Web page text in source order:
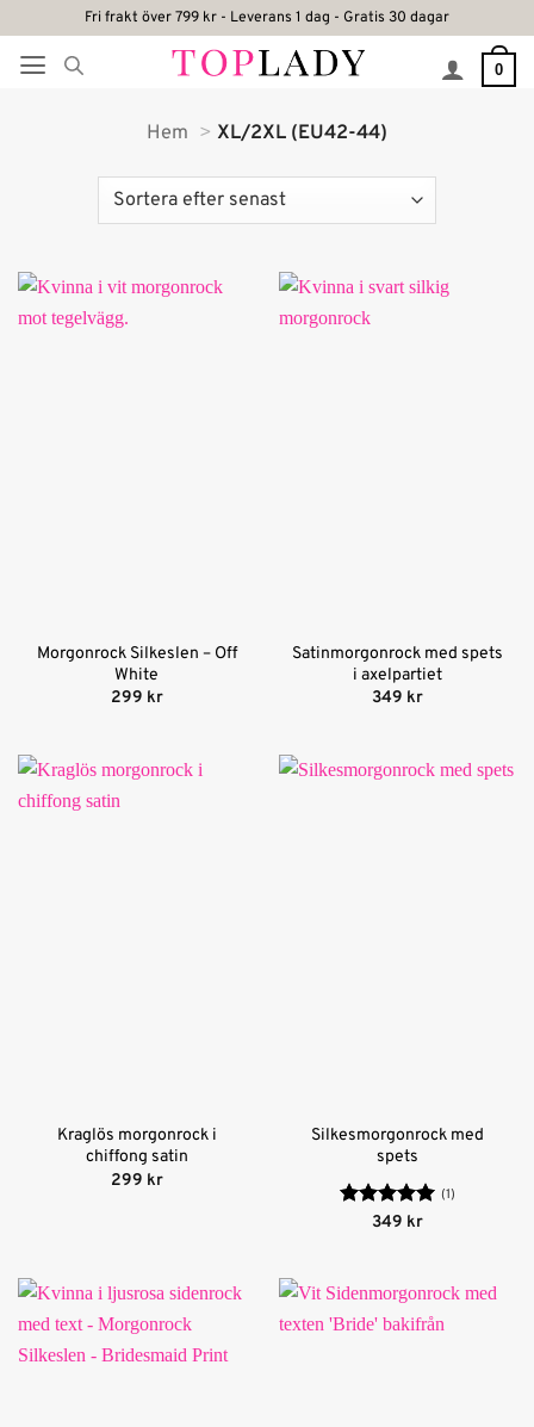
content
Fri frakt över 799 kr - Leverans 1 dag - Gratis 30 dagar
0
Hem XL/2XL (EU42-44)
Morgonrock Silkeslen – Off
White
299 kr
Satinmorgonrock med spets
i axelpartiet
349 kr
Kraglös morgonrock i
chiffong satin
299 kr
Silkesmorgonrock med
spets
Betygsatt5
(1)
349 kr